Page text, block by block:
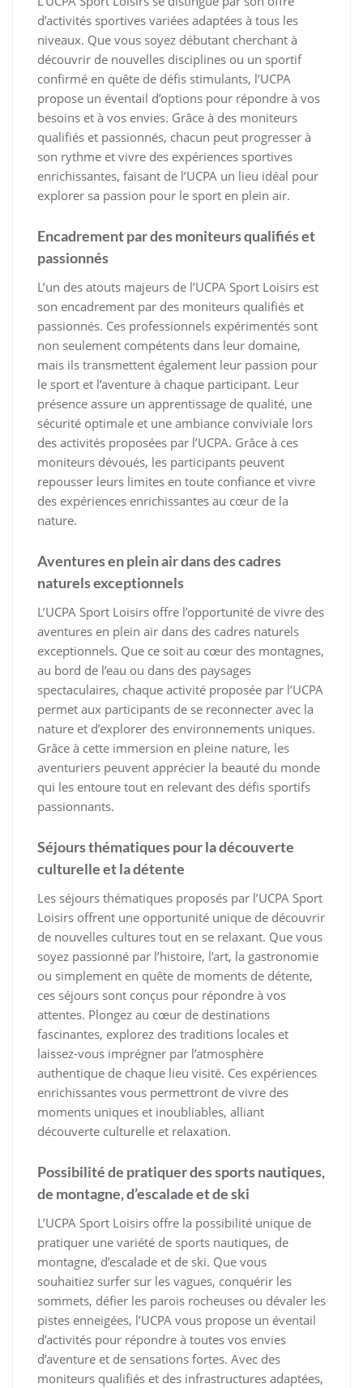
d’activités sportives variées adaptées à tous les
niveaux. Que vous soyez débutant cherchant à
découvrir de nouvelles disciplines ou un sportif
confirmé en quête de défis stimulants, l’UCPA
propose un éventail d’options pour répondre à vos
besoins et à vos envies. Grâce à des moniteurs
qualifiés et passionnés, chacun peut progresser à
son rythme et vivre des expériences sportives
enrichissantes, faisant de l’UCPA un lieu idéal pour
explorer sa passion pour le sport en plein air.
Encadrement par des moniteurs qualifiés et
passionnés
L’un des atouts majeurs de l’UCPA Sport Loisirs est
son encadrement par des moniteurs qualifiés et
passionnés. Ces professionnels expérimentés sont
non seulement compétents dans leur domaine,
mais ils transmettent également leur passion pour
le sport et l’aventure à chaque participant. Leur
présence assure un apprentissage de qualité, une
sécurité optimale et une ambiance conviviale lors
des activités proposées par l’UCPA. Grâce à ces
moniteurs dévoués, les participants peuvent
repousser leurs limites en toute confiance et vivre
des expériences enrichissantes au cœur de la
nature.
Aventures en plein air dans des cadres
naturels exceptionnels
L’UCPA Sport Loisirs offre l’opportunité de vivre des
aventures en plein air dans des cadres naturels
exceptionnels. Que ce soit au cœur des montagnes,
au bord de l’eau ou dans des paysages
spectaculaires, chaque activité proposée par l’UCPA
permet aux participants de se reconnecter avec la
nature et d’explorer des environnements uniques.
Grâce à cette immersion en pleine nature, les
aventuriers peuvent apprécier la beauté du monde
qui les entoure tout en relevant des défis sportifs
passionnants.
Séjours thématiques pour la découverte
culturelle et la détente
Les séjours thématiques proposés par l’UCPA Sport
Loisirs offrent une opportunité unique de découvrir
de nouvelles cultures tout en se relaxant. Que vous
soyez passionné par l’histoire, l’art, la gastronomie
ou simplement en quête de moments de détente,
ces séjours sont conçus pour répondre à vos
attentes. Plongez au cœur de destinations
fascinantes, explorez des traditions locales et
laissez-vous imprégner par l’atmosphère
authentique de chaque lieu visité. Ces expériences
enrichissantes vous permettront de vivre des
moments uniques et inoubliables, alliant
découverte culturelle et relaxation.
Possibilité de pratiquer des sports nautiques,
de montagne, d’escalade et de ski
L’UCPA Sport Loisirs offre la possibilité unique de
pratiquer une variété de sports nautiques, de
montagne, d’escalade et de ski. Que vous
souhaitiez surfer sur les vagues, conquérir les
sommets, défier les parois rocheuses ou dévaler les
pistes enneigées, l’UCPA vous propose un éventail
d’activités pour répondre à toutes vos envies
d’aventure et de sensations fortes. Avec des
moniteurs qualifiés et des infrastructures adaptées,